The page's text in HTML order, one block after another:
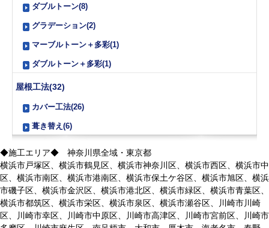
ダブルトーン(8)
グラデーション(2)
マーブルトーン＋多彩(1)
ダブルトーン＋多彩(1)
屋根工法(32)
カバー工法(26)
葺き替え(6)
◆施工エリア◆ 神奈川県全域・東京都
横浜市戸塚区、横浜市鶴見区、横浜市神奈川区、横浜市西区、横浜市中
区、横浜市南区、横浜市港南区、横浜市保土ケ谷区、横浜市旭区、横浜
市磯子区、横浜市金沢区、横浜市港北区、横浜市緑区、横浜市青葉区、
横浜市都筑区、横浜市栄区、横浜市泉区、横浜市瀬谷区、川崎市川崎
区、川崎市幸区、川崎市中原区、川崎市高津区、川崎市宮前区、川崎市